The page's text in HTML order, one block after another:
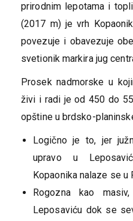
prirodnim lepotama i
(2017 m) je vrh
povezuje i obavezuje
svetionik markira jug
Prosek nadmorske u
živi i radi je od 450 do
opštine u brdsko-
Logično je to, jer
upravo u
Kopaonika nalaze se u
Rogozna kao
Leposaviću dok se